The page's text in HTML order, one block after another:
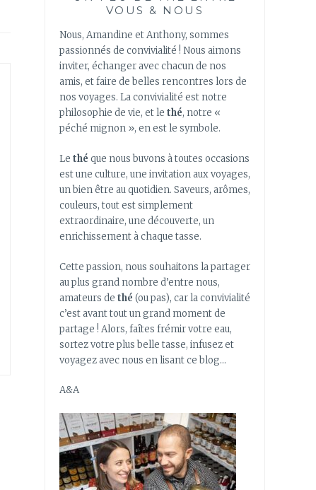
VOUS & NOUS
Nous, Amandine et Anthony, sommes
passionnés de convivialité ! Nous aimons
inviter, échanger avec chacun de nos
amis, et faire de belles rencontres lors de
nos voyages. La convivialité est notre
philosophie de vie, et le thé, notre «
péché mignon », en est le symbole.
Le thé que nous buvons à toutes occasions
est une culture, une invitation aux voyages,
un bien être au quotidien. Saveurs, arômes,
couleurs, tout est simplement
extraordinaire, une découverte, un
enrichissement à chaque tasse.
Cette passion, nous souhaitons la partager
au plus grand nombre d’entre nous,
amateurs de thé (ou pas), car la convivialité
c’est avant tout un grand moment de
partage ! Alors, faîtes frémir votre eau,
sortez votre plus belle tasse, infusez et
voyagez avec nous en lisant ce blog…
A&A